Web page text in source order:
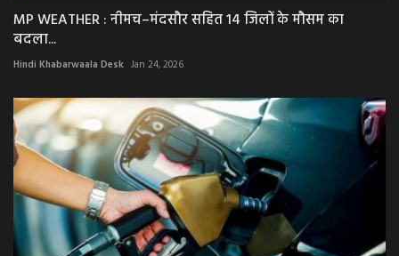
MP WEATHER : नीमच–मंदसौर सहित 14 जिलों के मौसम का
बदला...
Hindi Khabarwaala Desk Jan 24, 2026